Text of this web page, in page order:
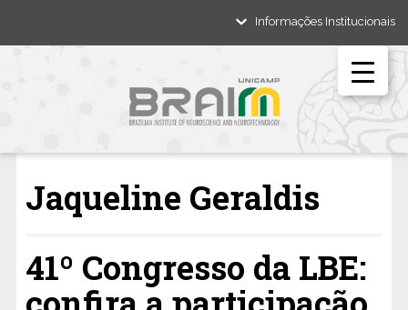
Informações Institucionais
Jaqueline Geraldis
41º Congresso da LBE: